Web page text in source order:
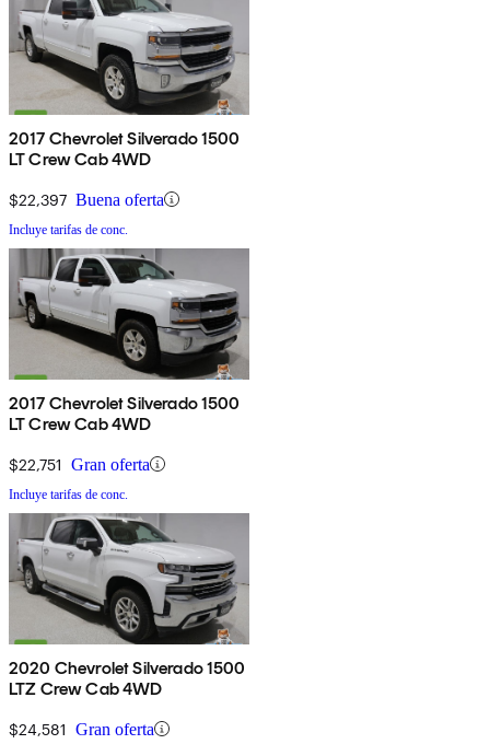
2017 Chevrolet Silverado 1500
LT Crew Cab 4WD
$22,397 Buena oferta
Incluye tarifas de conc.
2017 Chevrolet Silverado 1500
LT Crew Cab 4WD
$22,751 Gran oferta
Incluye tarifas de conc.
2020 Chevrolet Silverado 1500
LTZ Crew Cab 4WD
$24,581 Gran oferta